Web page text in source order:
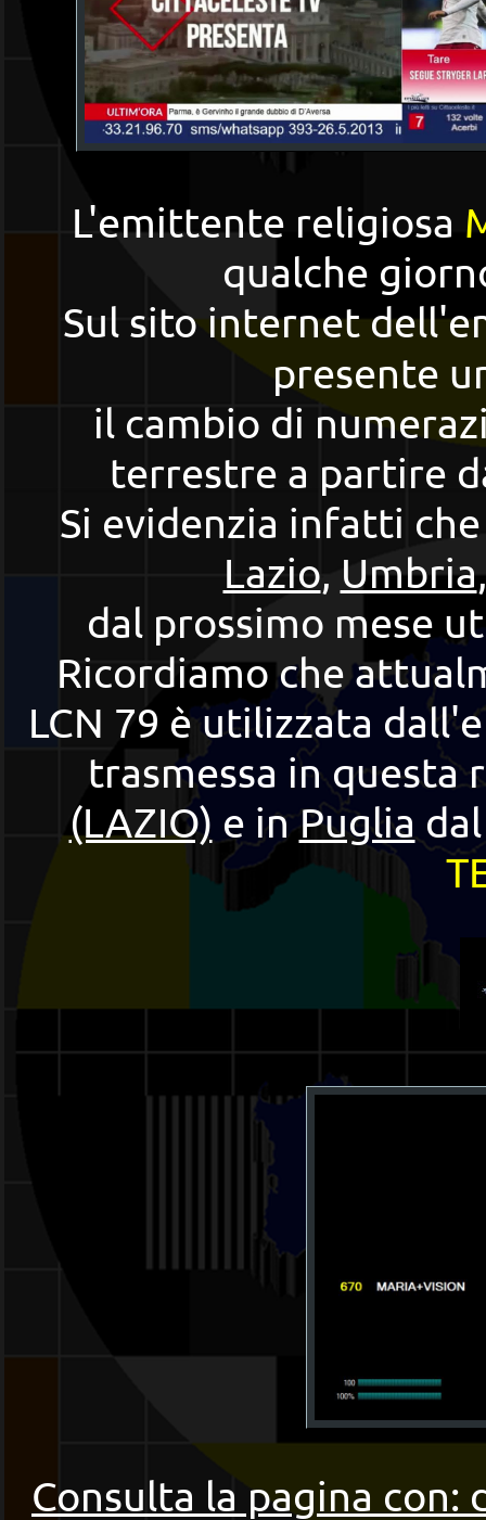
L'emittente religiosa
qualche
Sul sito internet
presente
il cambio di
terrestre a partire
Si evidenzia infatti
Lazio, Umbria
dal prossimo mese
Ricordiamo che
LCN 79 è utilizzata
trasmessa in questa
(LAZIO) e inPuglia
Consulta la pagina